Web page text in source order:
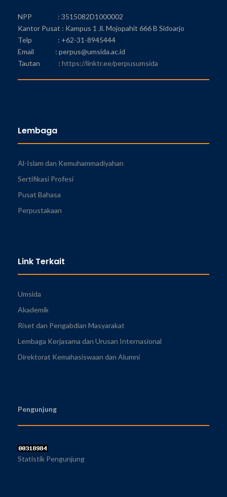
NPP : 3515082D1000002
Kantor Pusat : Kampus 1 Jl. Mojopahit 666 B Sidoarjo
Telp : +62-31-8945444
Email : perpus@umsida.ac.id
Tautan : https://linktr.ee/perpusumsida
Lembaga
Al-Islam dan Kemuhammadiyahan
Sertifikasi Profesi
Pusat Bahasa
Perpustakaan
Link Terkait
Umsida
Akademik
Riset dan Pengabdian Masyarakat
Lembaga Kerjasama dan Urusan Internasional
Direktorat Kemahasiswaan dan Alumni
Pengunjung
Statistik Pengunjung